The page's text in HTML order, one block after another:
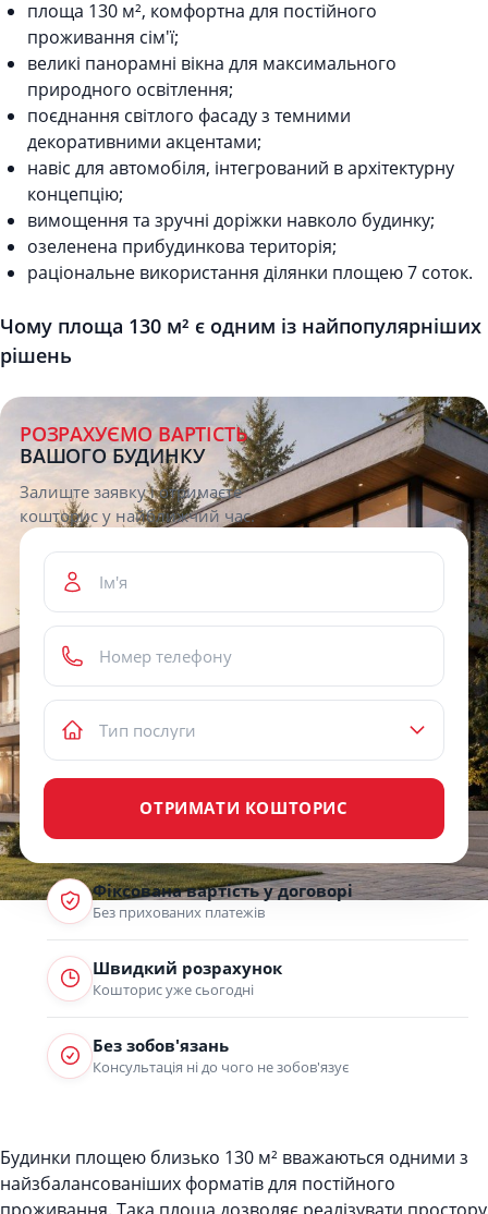
площа 130 м², комфортна для постійного
проживання сім'ї;
великі панорамні вікна для максимального
природного освітлення;
поєднання світлого фасаду з темними
декоративними акцентами;
навіс для автомобіля, інтегрований в архітектурну
концепцію;
вимощення та зручні доріжки навколо будинку;
озеленена прибудинкова територія;
раціональне використання ділянки площею 7 соток.
Чому площа 130 м² є одним із найпопулярніших
рішень
РОЗРАХУЄМО ВАРТІСТЬ
ВАШОГО БУДИНКУ
Залиште заявку і отримаєте
кошторис у найближчий час.
ОТРИМАТИ КОШТОРИС
Фіксована вартість у договорі
Без прихованих платежів
Швидкий розрахунок
Кошторис уже сьогодні
Без зобов'язань
Консультація ні до чого не зобов'язує
Будинки площею близько 130 м² вважаються одними з
найзбалансованіших форматів для постійного